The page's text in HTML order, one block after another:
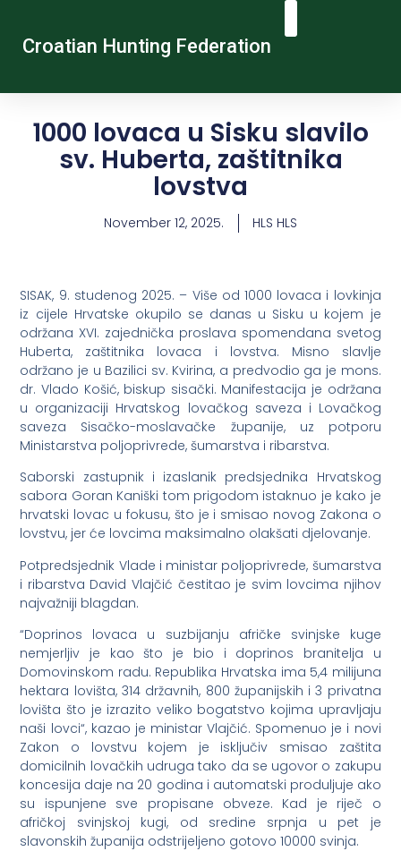
Croatian Hunting Federation
1000 lovaca u Sisku slavilo
sv. Huberta, zaštitnika
lovstva
November 12, 2025. HLS HLS
SISAK, 9. studenog 2025. – Više od 1000 lovaca i lovkinja
iz cijele Hrvatske okupilo se danas u Sisku u kojem je
održana XVI. zajednička proslava spomendana svetog
Huberta, zaštitnika lovaca i lovstva. Misno slavlje
održano je u Bazilici sv. Kvirina, a predvodio ga je mons.
dr. Vlado Košić, biskup sisački. Manifestacija je održana
u organizaciji Hrvatskog lovačkog saveza i Lovačkog
saveza Sisačko-moslavačke županije, uz potporu
Ministarstva poljoprivrede, šumarstva i ribarstva.
Saborski zastupnik i izaslanik predsjednika Hrvatskog
sabora Goran Kaniški tom prigodom istaknuo je kako je
hrvatski lovac u fokusu, što je i smisao novog Zakona o
lovstvu, jer će lovcima maksimalno olakšati djelovanje.
Potpredsjednik Vlade i ministar poljoprivrede, šumarstva
i ribarstva David Vlajčić čestitao je svim lovcima njihov
najvažniji blagdan.
“Doprinos lovaca u suzbijanju afričke svinjske kuge
nemjerljiv je kao što je bio i doprinos branitelja u
Domovinskom radu. Republika Hrvatska ima 5,4 milijuna
hektara lovišta, 314 državnih, 800 županijskih i 3 privatna
lovišta što je izrazito veliko bogatstvo kojima upravljaju
naši lovci“, kazao je ministar Vlajčić. Spomenuo je i novi
Zakon o lovstvu kojem je isključiv smisao zaštita
domicilnih lovačkih udruga tako da se ugovor o zakupu
koncesija daje na 20 godina i automatski produljuje ako
su ispunjene sve propisane obveze. Kad je riječ o
afričkoj svinjskoj kugi, od sredine srpnja u pet je
slavonskih županija odstrijeljeno gotovo 10000 svinja.